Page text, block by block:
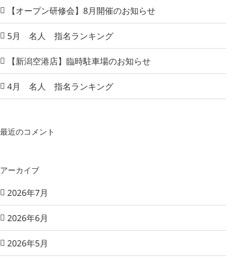
【オープン研修会】8月開催のお知らせ
5月 名人 指名ランキング
【新潟空港店】臨時駐車場のお知らせ
4月 名人 指名ランキング
最近のコメント
アーカイブ
2026年7月
2026年6月
2026年5月